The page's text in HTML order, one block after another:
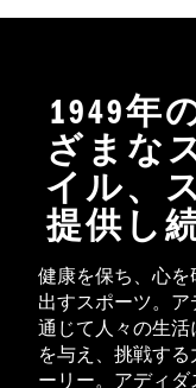
1949年
ざまな
イル、
提供し
健康を保ち、心
出すスポーツ。
通じて人々の生
を与え、挑戦す
ーリー。アディ